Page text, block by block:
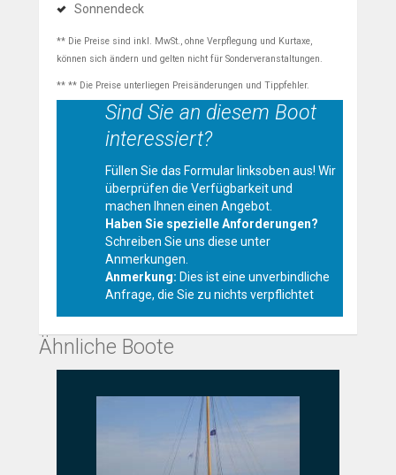
Sonnendeck
** Die Preise sind inkl. MwSt., ohne Verpflegung und Kurtaxe,
können sich ändern und gelten nicht für Sonderveranstaltungen.
** ** Die Preise unterliegen Preisänderungen und Tippfehler.
Sind Sie an diesem Boot
interessiert?
Füllen Sie das Formular linksoben aus! Wir
überprüfen die Verfügbarkeit und
machen Ihnen einen Angebot.
Haben Sie spezielle Anforderungen?
Schreiben Sie uns diese unter
Anmerkungen.
Anmerkung: Dies ist eine unverbindliche
Anfrage, die Sie zu nichts verpflichtet
Ähnliche Boote